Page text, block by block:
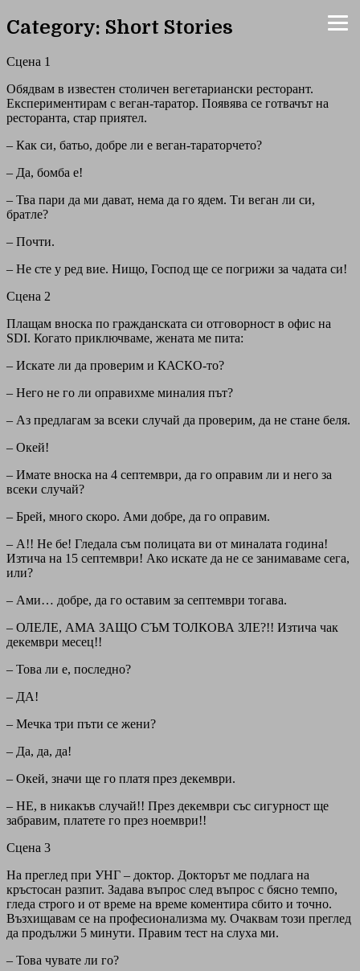
Category: Short Stories
Сцена 1
Обядвам в известен столичен вегетариански ресторант.
Експериментирам с веган-таратор. Появява се готвачът на
ресторанта, стар приятел.
– Как си, батьо, добре ли е веган-тараторчето?
– Да, бомба е!
– Тва пари да ми дават, нема да го ядем. Ти веган ли си,
братле?
– Почти.
– Не сте у ред вие. Нищо, Господ ще се погрижи за чадата си!
Сцена 2
Плащам вноска по гражданската си отговорност в офис на
SDI. Когато приключваме, жената ме пита:
– Искате ли да проверим и КАСКО-то?
– Него не го ли оправихме миналия път?
– Аз предлагам за всеки случай да проверим, да не стане беля.
– Окей!
– Имате вноска на 4 септември, да го оправим ли и него за
всеки случай?
– Брей, много скоро. Ами добре, да го оправим.
– А!! Не бе! Гледала съм полицата ви от миналата година!
Изтича на 15 септември! Ако искате да не се занимаваме сега,
или?
– Ами… добре, да го оставим за септември тогава.
– ОЛЕЛЕ, АМА ЗАЩО СЪМ ТОЛКОВА ЗЛЕ?!! Изтича чак
декември месец!!
– Това ли е, последно?
– ДА!
– Мечка три пъти се жени?
– Да, да, да!
– Окей, значи ще го платя през декември.
– НЕ, в никакъв случай!! През декември със сигурност ще
забравим, платете го през ноември!!
Сцена 3
На преглед при УНГ – доктор. Докторът ме подлага на
кръстосан разпит. Задава въпрос след въпрос с бясно темпо,
гледа строго и от време на време коментира сбито и точно.
Възхищавам се на професионализма му. Очаквам този преглед
да продължи 5 минути. Правим тест на слуха ми.
– Това чувате ли го?